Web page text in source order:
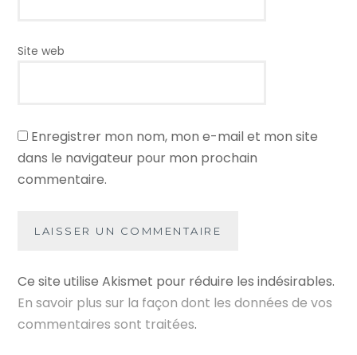
Site web
Enregistrer mon nom, mon e-mail et mon site
dans le navigateur pour mon prochain
commentaire.
Ce site utilise Akismet pour réduire les indésirables.
En savoir plus sur la façon dont les données de vos
commentaires sont traitées.